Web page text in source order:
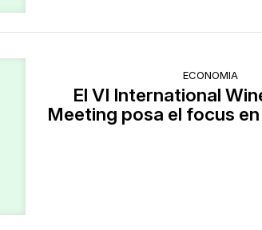
ECONOMIA
El VI International
Meeting posa el focus